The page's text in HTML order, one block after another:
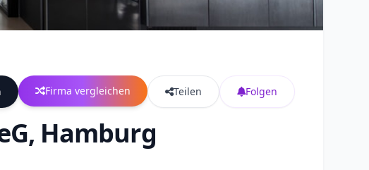
Firma vergleichen Teilen Folgen
Hamburg